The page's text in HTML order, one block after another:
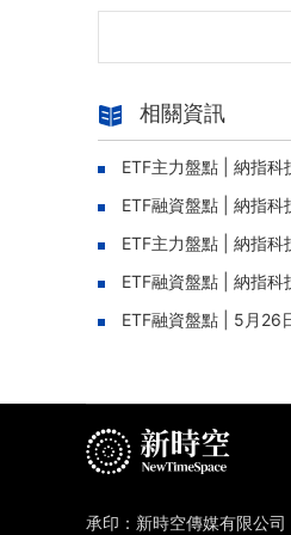
相關資訊
ETF主力盤點 | 納指
ETF融資盤點 | 納指
ETF主力盤點 | 納指
ETF融資盤點 | 納指
ETF融資盤點 | 5月26
承印：新時空傳媒有限公司